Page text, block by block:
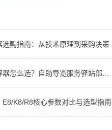
购指南：从技术原理到采购决策
K8/R8核心参数对比与选型指南